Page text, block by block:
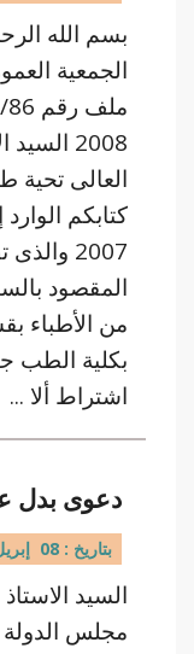
بسم الله
الجمعية
2008
العالى تحية
2007
المقصود
من الأطباء
بكلية الطب
اشتراط ألا ...
دعوى بدل
بتاريخ : 08 إبريل 2021
السيد
مجلس